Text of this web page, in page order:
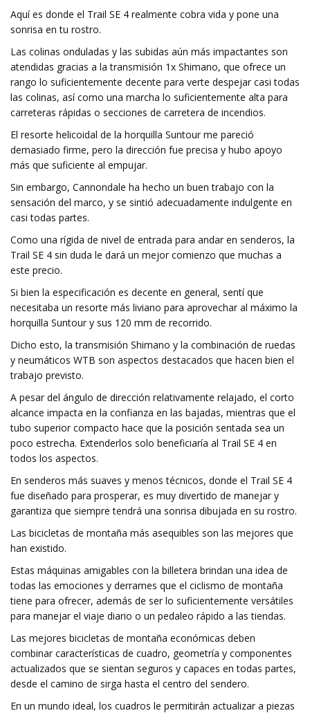
Aquí es donde el Trail SE 4 realmente cobra vida y pone una
sonrisa en tu rostro.
Las colinas onduladas y las subidas aún más impactantes son
atendidas gracias a la transmisión 1x Shimano, que ofrece un
rango lo suficientemente decente para verte despejar casi todas
las colinas, así como una marcha lo suficientemente alta para
carreteras rápidas o secciones de carretera de incendios.
El resorte helicoidal de la horquilla Suntour me pareció
demasiado firme, pero la dirección fue precisa y hubo apoyo
más que suficiente al empujar.
Sin embargo, Cannondale ha hecho un buen trabajo con la
sensación del marco, y se sintió adecuadamente indulgente en
casi todas partes.
Como una rígida de nivel de entrada para andar en senderos, la
Trail SE 4 sin duda le dará un mejor comienzo que muchas a
este precio.
Si bien la especificación es decente en general, sentí que
necesitaba un resorte más liviano para aprovechar al máximo la
horquilla Suntour y sus 120 mm de recorrido.
Dicho esto, la transmisión Shimano y la combinación de ruedas
y neumáticos WTB son aspectos destacados que hacen bien el
trabajo previsto.
A pesar del ángulo de dirección relativamente relajado, el corto
alcance impacta en la confianza en las bajadas, mientras que el
tubo superior compacto hace que la posición sentada sea un
poco estrecha. Extenderlos solo beneficiaría al Trail SE 4 en
todos los aspectos.
En senderos más suaves y menos técnicos, donde el Trail SE 4
fue diseñado para prosperar, es muy divertido de manejar y
garantiza que siempre tendrá una sonrisa dibujada en su rostro.
Las bicicletas de montaña más asequibles son las mejores que
han existido.
Estas máquinas amigables con la billetera brindan una idea de
todas las emociones y derrames que el ciclismo de montaña
tiene para ofrecer, además de ser lo suficientemente versátiles
para manejar el viaje diario o un pedaleo rápido a las tiendas.
Las mejores bicicletas de montaña económicas deben
combinar características de cuadro, geometría y componentes
actualizados que se sientan seguros y capaces en todas partes,
desde el camino de sirga hasta el centro del sendero.
En un mundo ideal, los cuadros le permitirán actualizar a piezas